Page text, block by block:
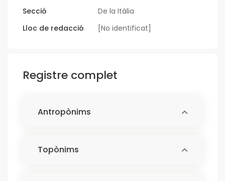
Secció
De la Itàlia
Lloc de redacció
[No identificat]
Registre complet
Antropònims
Topònims